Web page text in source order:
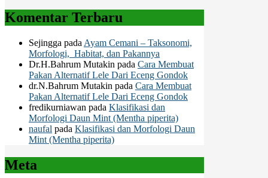
Komentar Terbaru
Sejingga pada Ayam Cemani – Taksonomi,
Morfologi, Habitat, dan Pakannya
Dr.H.Bahrum Mutakin pada Cara Membuat
Pakan Alternatif Lele Dari Eceng Gondok
dr.N.Bahrum Mutakin pada Cara Membuat
Pakan Alternatif Lele Dari Eceng Gondok
fredikurniawan pada Klasifikasi dan
Morfologi Daun Mint (Mentha piperita)
naufal pada Klasifikasi dan Morfologi Daun
Mint (Mentha piperita)
Meta